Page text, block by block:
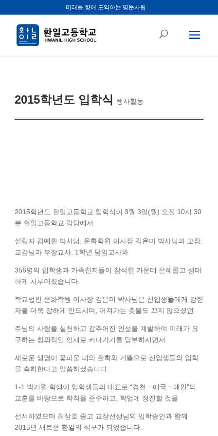
미래를 향해 도약하는 명문사립
2015학년도 입학식 행사활동
2015학년도 환일고등학교 입학식이 3월 3일(월) 오전 10시 30
분 환일고등학교 강당에서
설립자 김예환 박사님, 운화학원 이사장 김은미 박사님과 교장,
교감님과 부장교사, 1학년 담임교사와
356명의 입학생과 가족친지들이 참석한 가운데 은혜롭고 성대
하게 치루어졌습니다.
학교법인 운화학원 이사장 김은미 박사님은 신입생들에게 강한
자를 더욱 강하게 만드시며, 꺼져가는 촛불도 끄지 않으셨던
주님의 사랑을 실천하고 감추어진 인성을 계발하여 미래가 요
구하는 창의적인 인재로 커나가기를 당부하시면서
새로운 생명이 꽃피울 때의 환희와 기쁨으로 신입생들의 입학
을 축하한다고 말씀하셨습니다.
1-1 박기원 학생이 입학생들의 대표로 “경천ㆍ애국ㆍ애인”의
교훈를 바탕으로 학칙을 준수하고, 학업에 정진할 것을
선서하였으며 최상호 중고 교장선생님의 입학승인과 함께
2015년 새로운 환일의 식구가 되었습니다.